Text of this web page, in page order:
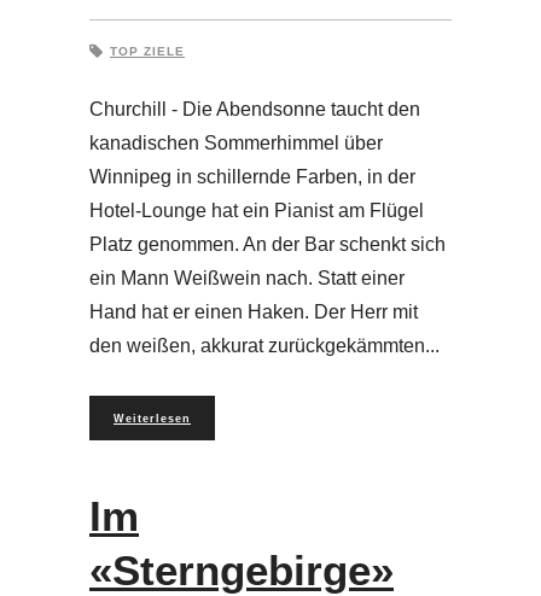
TOP ZIELE
Churchill - Die Abendsonne taucht den
kanadischen Sommerhimmel über
Winnipeg in schillernde Farben, in der
Hotel-Lounge hat ein Pianist am Flügel
Platz genommen. An der Bar schenkt sich
ein Mann Weißwein nach. Statt einer
Hand hat er einen Haken. Der Herr mit
den weißen, akkurat zurückgekämmten
Weiterlesen
Im
«Sterngebirge»